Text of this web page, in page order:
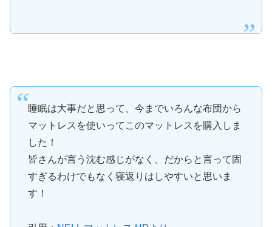
睡眠は大事だと思って、今までいろんな布団から
マットレスを使いってこのマットレスを購入しま
した！
皆さんが言う沈む感じがなく、だからと言って固
すぎるわけでもなく寝返りはしやすいと思いま
す！